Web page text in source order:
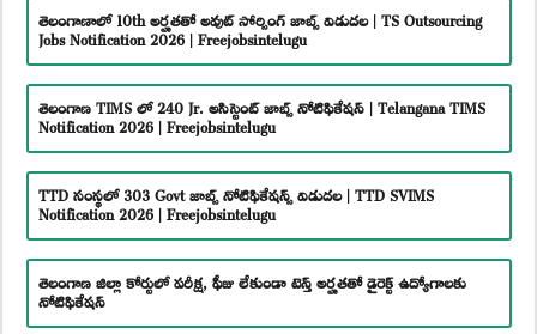
తెలంగాణాలో 10th అర్హతతో అవుట్ సోర్సింగ్ జాబ్స్ విడుదల | TS Outsourcing
Jobs Notification 2026 | Freejobsintelugu
తెలంగాణ TIMS లో 240 Jr. అసిస్టెంట్ జాబ్స్ నోటిఫికేషన్ | Telangana TIMS
Notification 2026 | Freejobsintelugu
TTD సంస్థలో 303 Govt జాబ్స్ నోటిఫికేషన్స్ విడుదల | TTD SVIMS
Notification 2026 | Freejobsintelugu
తెలంగాణ జిల్లా కోర్టులో పరీక్ష, ఫీజు లేకుండా టెన్త్ అర్హతతో డైరెక్ట్ ఉద్యోగాలకు
నోటిఫికేషన్